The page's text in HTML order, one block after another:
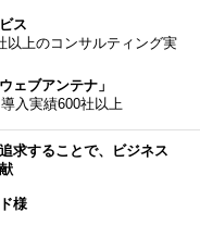
ス
以上のコンサルティング実
ェブアンテナ」
入実績600社以上
求することで、ビジネス
様